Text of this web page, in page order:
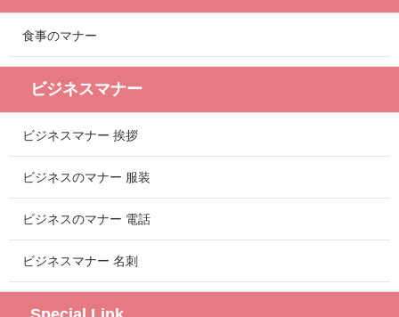
食事のマナー
ビジネスマナー
ビジネスマナー 挨拶
ビジネスのマナー 服装
ビジネスのマナー 電話
ビジネスマナー 名刺